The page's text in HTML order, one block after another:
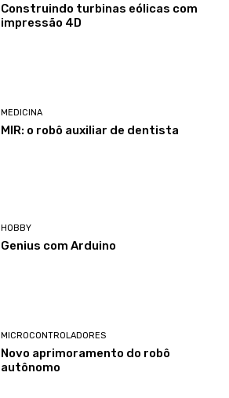
Construindo turbinas eólicas com
impressão 4D
MEDICINA
MIR: o robô auxiliar de dentista
HOBBY
Genius com Arduino
MICROCONTROLADORES
Novo aprimoramento do robô
autônomo